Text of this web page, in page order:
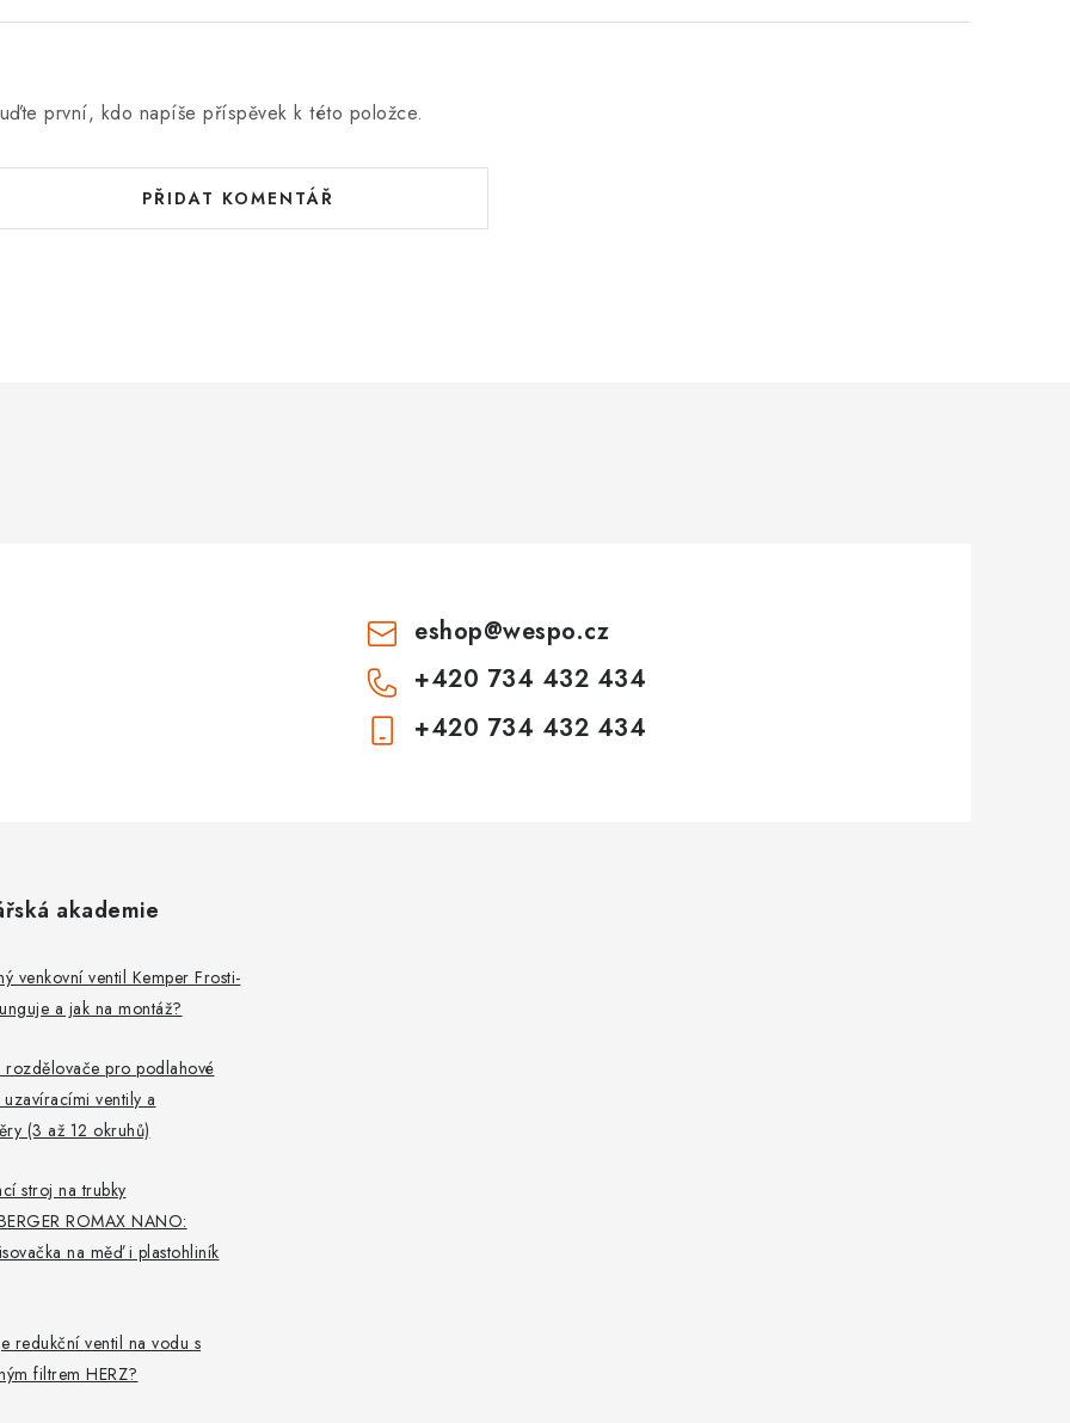
první, kdo napíše příspěvek k této položce.
PŘIDAT KOMENTÁŘ
eshop@wespo.cz
+420 734 432 434
+420 734 432 434
akademie
venkovní ventil Kemper Frosti-
a jak na montáž?
rozdělovače pro podlahové
uzavíracími ventily a
(3 až 12 okruhů)
stroj na trubky
ROMAX NANO:
na měď i plastohliník
redukční ventil na vodu s
filtrem HERZ?